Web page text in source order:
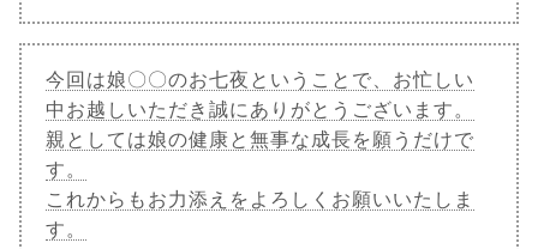
今回は娘〇〇のお七夜ということで、お忙しい
中お越しいただき誠にありがとうございます。
親としては娘の健康と無事な成長を願うだけで
す。
これからもお力添えをよろしくお願いいたしま
す。